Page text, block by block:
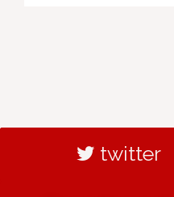
twitter